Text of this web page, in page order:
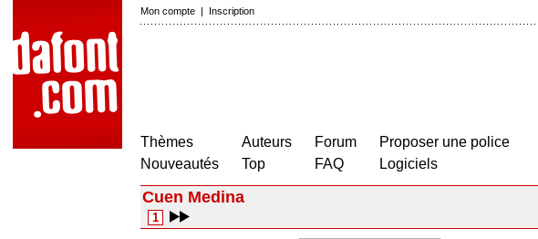
Mon compte | Inscription
Thèmes
Nouveautés
Auteurs
Top
Forum
FAQ
Proposer une police
Logiciels
Cuen Medina
1